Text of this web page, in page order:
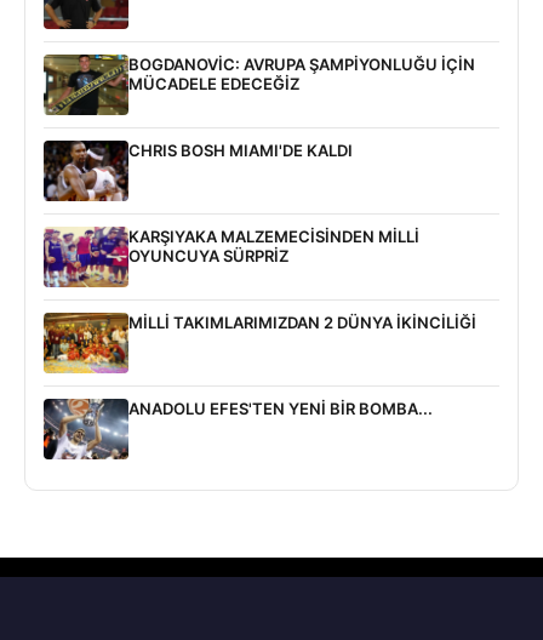
BOGDANOVİC: AVRUPA ŞAMPİYONLUĞU İÇİN
MÜCADELE EDECEĞİZ
CHRIS BOSH MIAMI'DE KALDI
KARŞIYAKA MALZEMECİSİNDEN MİLLİ
OYUNCUYA SÜRPRİZ
MİLLİ TAKIMLARIMIZDAN 2 DÜNYA İKİNCİLİĞİ
ANADOLU EFES'TEN YENİ BİR BOMBA...